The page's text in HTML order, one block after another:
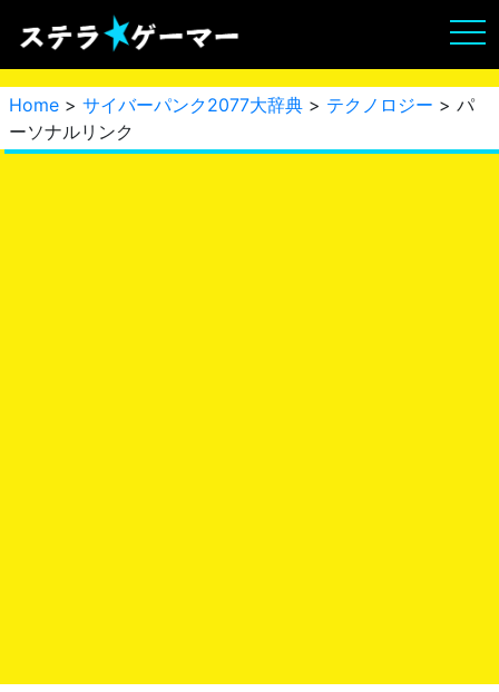
Home > サイバーパンク2077大辞典 > テクノロジー > パ
ーソナルリンク